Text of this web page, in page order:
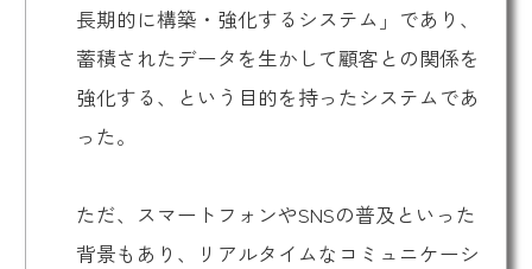
長期的に構築・強化するシステム」であり、
蓄積されたデータを生かして顧客との関係を
強化する、という目的を持ったシステムであ
った。
ただ、スマートフォンやSNSの普及といった
背景もあり、リアルタイムなコミュニケーシ